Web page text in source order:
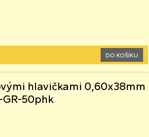
DO KOŠÍKU
hlavičkami 0,60x38mm
GR-50phk